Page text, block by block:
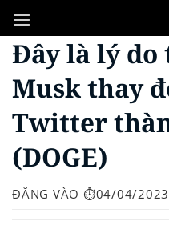
qua
nội
Đây là lý do
Musk thay
Twitter
(DOGE)
ĐĂNG VÀO ⏱️04/04/